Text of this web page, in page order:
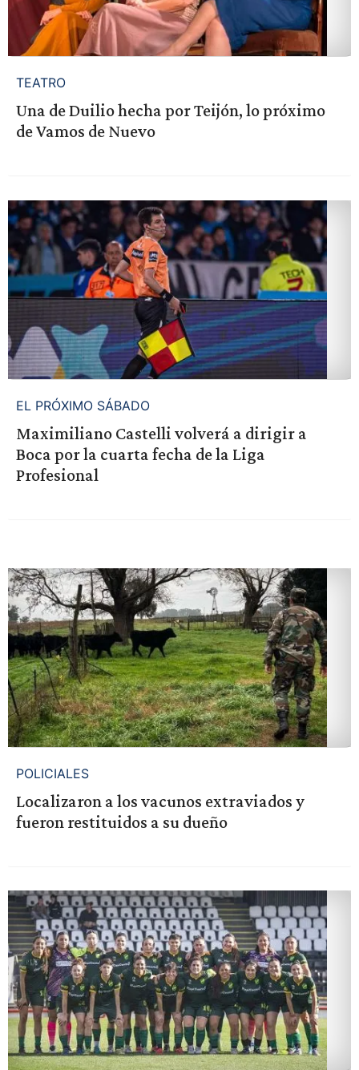
TEATRO
Una de Duilio hecha por Teijón, lo próximo
de Vamos de Nuevo
EL PRÓXIMO SÁBADO
Maximiliano Castelli volverá a dirigir a
Boca por la cuarta fecha de la Liga
Profesional
POLICIALES
Localizaron a los vacunos extraviados y
fueron restituidos a su dueño